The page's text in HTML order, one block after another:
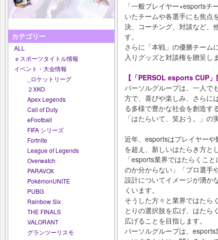
カテゴリー
ALL
ｅスポーツタイトル情報
イベント・大会情報
_ロケットリーグ
２XKO
Apex Legends
Call of Duty
eFootball
FIFA シリーズ
Fortnite
League of Legends
Overwatch
PARAVOX
PokémonUNITE
PUBG
Rainbow Six
THE FINALS
VALORANT
グランツーリスモ
「一般プレイヤー×esports
いたチームや各選手にも焦点
決、コーチング、対談など、
す。
さらに「本戦」の優勝チーム
入りグッズと対談権を贈呈し
【「PERSOL esports CUP
パーソルグループは、一人で
方で、喜びや楽しみ、さらに
る多様で豊かな社会を創造す
「はたらいて、笑おう。」
近年、esportsはプレイヤー
を超え、新しいはたらき方と
「esports業界ではたらくこ
のか分からない」「プロ選手
設計についてイメージが湧か
くいます。
そうした方々と業界ではたら
とりの選択肢を広げ、はたら
広げることを目指します。
パーソルグループは、